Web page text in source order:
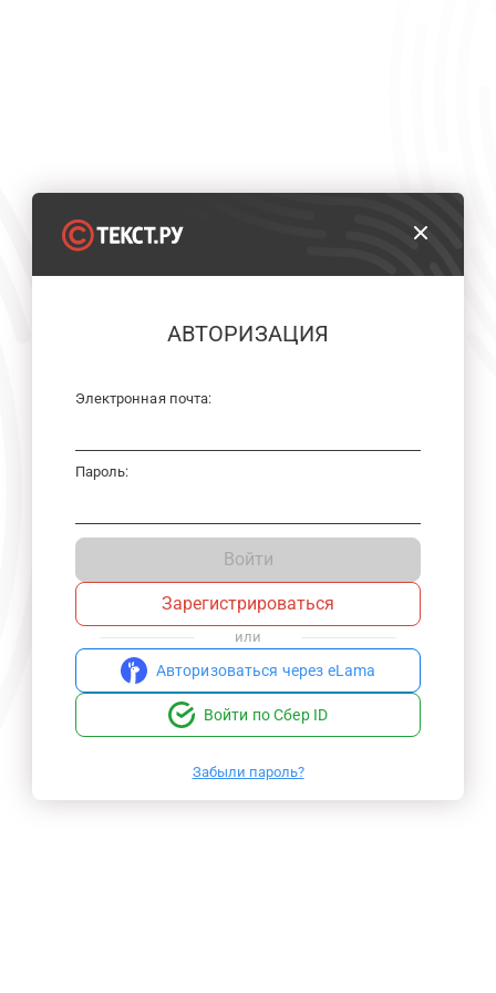
АВТОРИЗАЦИЯ
Электронная почта:
Пароль:
Войти
Зарегистрироваться
или
Авторизоваться через eLama
Войти по Сбер ID
Забыли пароль?